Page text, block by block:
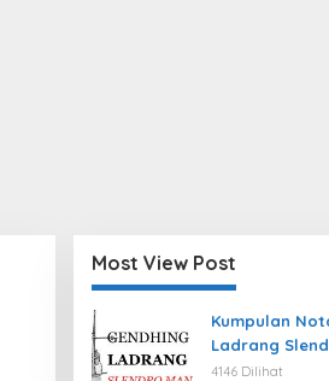
Most View Post
Kumpulan
Ladrang
Terlengkap
4146 Dilihat